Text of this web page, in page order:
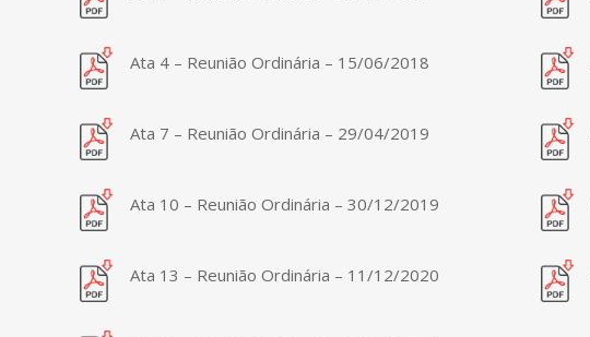
Ata 4 – Reunião Ordinária – 15/06/2018
Ata 7 – Reunião Ordinária – 29/04/2019
Ata 10 – Reunião Ordinária – 30/12/2019
Ata 13 – Reunião Ordinária – 11/12/2020